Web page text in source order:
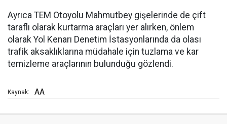
Ayrıca TEM Otoyolu Mahmutbey gişelerinde de çift
taraflı olarak kurtarma araçları yer alırken, önlem
olarak Yol Kenarı Denetim İstasyonlarında da olası
trafik aksaklıklarına müdahale için tuzlama ve kar
temizleme araçlarının bulunduğu gözlendi.
Kaynak: AA